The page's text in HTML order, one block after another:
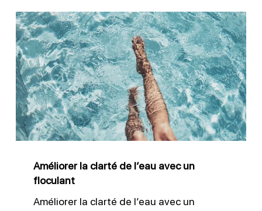
Améliorer
la
clarté
de
l’eau
avec
un
Améliorer la clarté de l’eau avec un
floculant
Améliorer la clarté de l’eau avec un